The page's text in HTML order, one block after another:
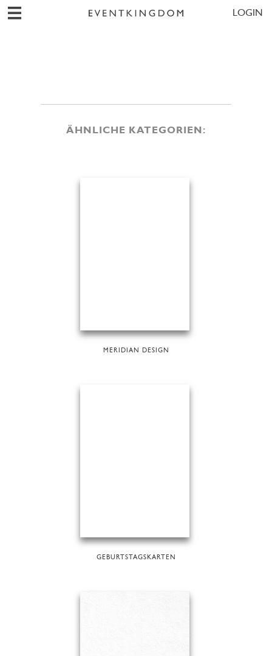
LOGIN
ÄHNLICHE KATEGORIEN:
MERIDIAN DESIGN
GEBURTSTAGSKARTEN